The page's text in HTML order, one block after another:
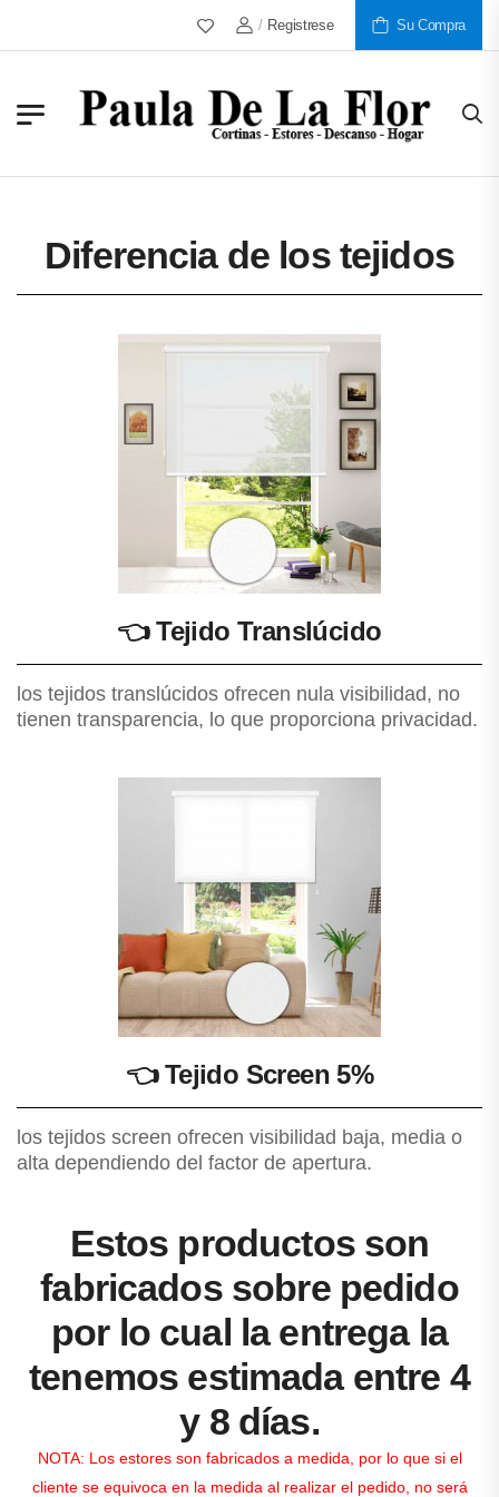
Más De 30 Años Al Servicio De
/ Registrese Su Compra
Diferencia de los tejidos
👈Tejido Translúcido
los tejidos translúcidos ofrecen nula visibilidad, no
tienen transparencia, lo que proporciona privacidad.
👈Tejido Screen 5%
los tejidos screen ofrecen visibilidad baja, media o
alta dependiendo del factor de apertura.
Estos productos son
fabricados sobre pedido
por lo cual la entrega la
tenemos estimada entre 4
y 8 días.
NOTA: Los estores son fabricados a medida, por lo que si el
cliente se equivoca en la medida al realizar el pedido, no será